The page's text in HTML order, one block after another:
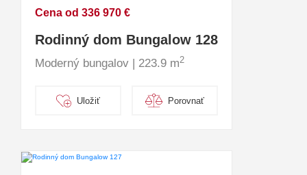
Cena od 336 970 €
Rodinný dom Bungalow 128
Moderný bungalov | 223.9 m2
Uložiť Porovnať